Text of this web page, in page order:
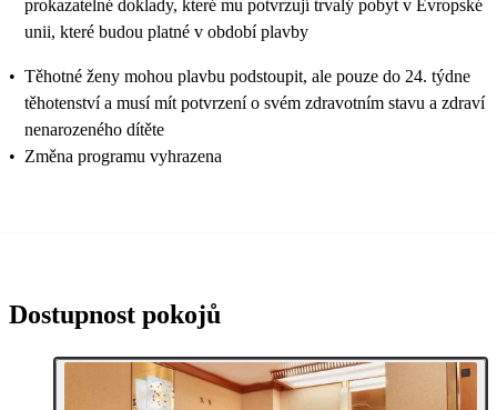
prokazatelné doklady, které mu potvrzují trvalý pobyt v Evropské
unii, které budou platné v období plavby
• Těhotné ženy mohou plavbu podstoupit, ale pouze do 24. týdne
těhotenství a musí mít potvrzení o svém zdravotním stavu a zdraví
nenarozeného dítěte
• Změna programu vyhrazena
Dostupnost pokojů